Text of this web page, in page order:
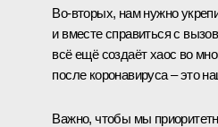
Во-вторых, нам нужно
и вместе справиться с
всё ещё создаёт хаос во
после коронавируса – это
Важно, чтобы мы